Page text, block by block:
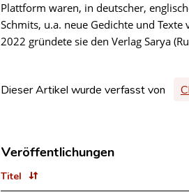
Plattform waren, in deutscher,
Schmits, u.a. neue Gedichte und Texte
2022 gründete sie den Verlag Sarya
Dieser Artikel wurde verfasst von
Veröffentlichungen
Titel